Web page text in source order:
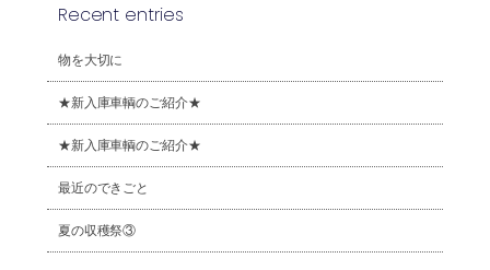
Recent entries
物を大切に
★新入庫車輌のご紹介★
★新入庫車輌のご紹介★
最近のできごと
夏の収穫祭③